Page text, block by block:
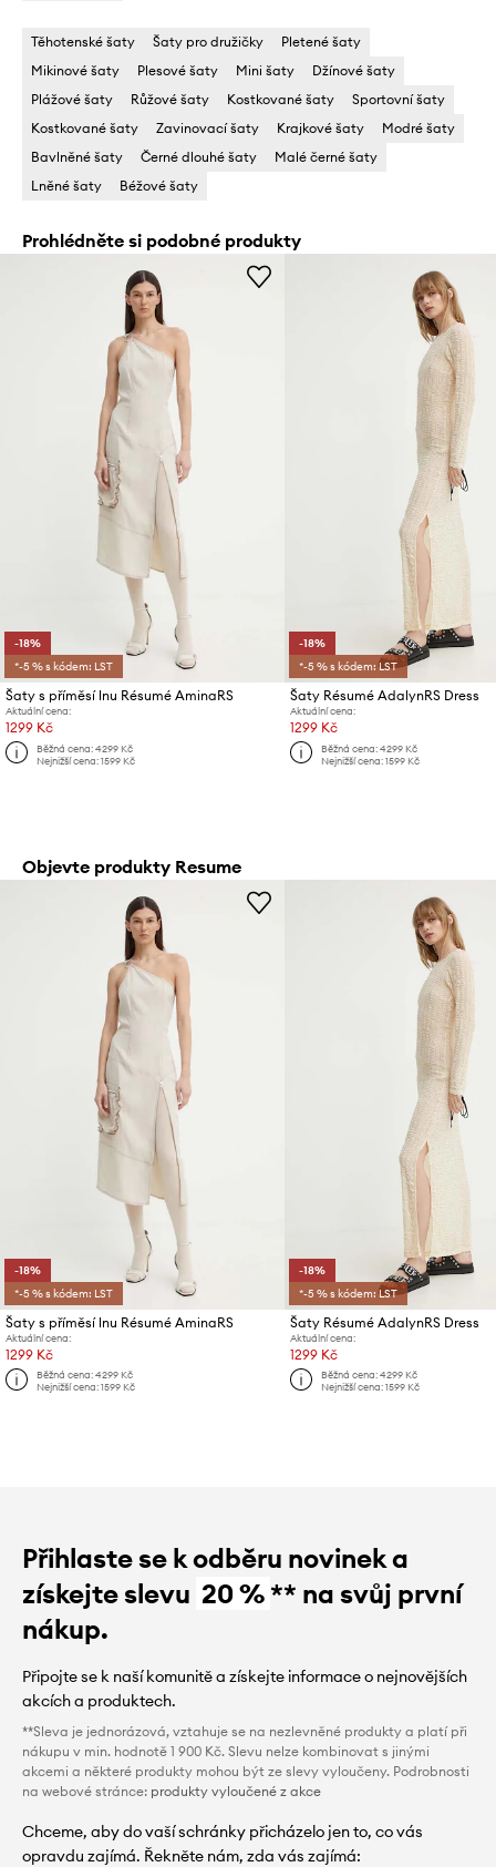
Těhotenské šaty Šaty pro družičky
Pletené šaty
Mikinové šaty
Plesové šaty Mini šaty
Džínové šaty
Plážové šaty
Růžové šaty Kostkované šaty
Sportovní šaty
Kostkované šaty
Zavinovací šaty Krajkové šaty
Modré šaty
Bavlněné šaty
Černé dlouhé šaty
Malé černé šaty
Lněné šaty
Béžové šaty
Prohlédněte si podobné produkty
-18%
*-5 % s kódem: LST
Šaty s příměsí lnu Résumé AminaRS
Aktuální cena:
1299 Kč
Běžná cena:4299 Kč
Nejnižší cena:1599 Kč
-18%
*-5 % s kódem: LST
Šaty Résumé AdalynRS Dress
Aktuální cena:
1299 Kč
Běžná cena:4299 Kč
Nejnižší cena:1599 Kč
Objevte produkty Resume
-18%
*-5 % s kódem: LST
Šaty s příměsí lnu Résumé AminaRS
Aktuální cena:
1299 Kč
Běžná cena:4299 Kč
Nejnižší cena:1599 Kč
-18%
*-5 % s kódem: LST
Šaty Résumé AdalynRS Dress
Aktuální cena:
1299 Kč
Běžná cena:4299 Kč
Nejnižší cena:1599 Kč
Přihlaste se k odběru novinek a
získejte slevu 20 %** na svůj první
nákup.
Připojte se k naší komunitě a získejte informace o nejnovějších
akcích a produktech.
**Sleva je jednorázová, vztahuje se na nezlevněné produkty a platí při
nákupu v min. hodnotě 1 900 Kč. Slevu nelze kombinovat s jinými
akcemi a některé produkty mohou být ze slevy vyloučeny. Podrobnosti
na webové stránce: produkty vyloučené z akce
Chceme, aby do vaší schránky přicházelo jen to, co vás
opravdu zajímá. Řekněte nám, zda vás zajímá: